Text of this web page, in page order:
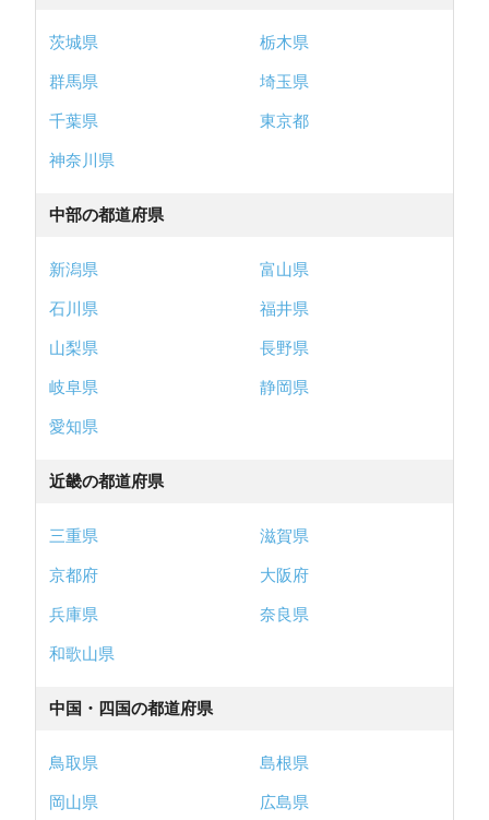
茨城県
栃木県
群馬県
埼玉県
千葉県
東京都
神奈川県
中部の都道府県
新潟県
富山県
石川県
福井県
山梨県
長野県
岐阜県
静岡県
愛知県
近畿の都道府県
三重県
滋賀県
京都府
大阪府
兵庫県
奈良県
和歌山県
中国・四国の都道府県
鳥取県
島根県
岡山県
広島県